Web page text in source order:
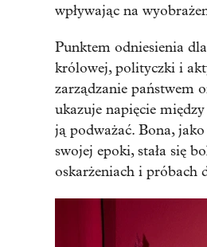
wpływając na
Punktem odniesienia
królowej, polityczki i
zarządzanie państwem
ukazuje napięcie
ją podważać. Bona,
swojej epoki, stała się
oskarżeniach i próbach